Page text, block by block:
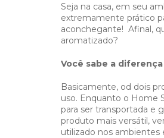
Seja na casa, em seu
extremamente prático
aconchegante! Afinal,
aromatizado?
Você sabe a
Basicamente, od dois
uso. Enquanto o Home
para ser transportada e
produto mais versátil,
utilizado nos